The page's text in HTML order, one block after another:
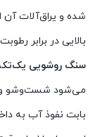
شده و یراق‌آلات آن
بالایی در برابر
سنگ روشویی
می‌شود شست‌وشو و
بابت نفوذ آب به